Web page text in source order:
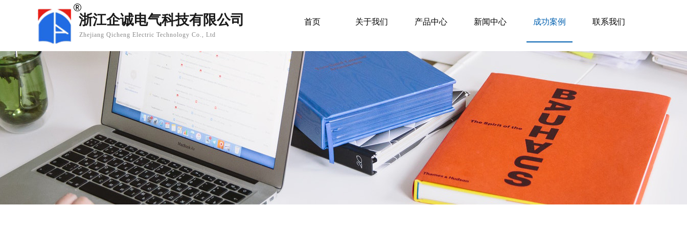
首页 关于我们 产品中心 新闻中心 成功案例 联系我们
浙江企诚电气科技有限公司
Zhejiang Qicheng Electric Technology Co., Ltd